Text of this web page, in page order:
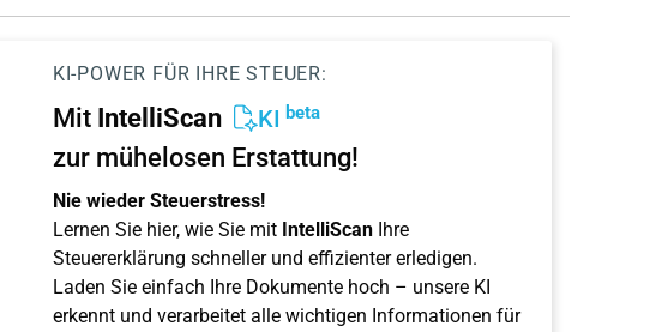
KI-POWER FÜR IHRE STEUER:
Mit IntelliScan KI beta
zur mühelosen Erstattung!
Nie wieder Steuerstress!
Lernen Sie hier, wie Sie mit IntelliScanIhre
Steuererklärung schneller und effizienter erledigen.
Laden Sie einfach Ihre Dokumente hoch – unsere KI
erkennt und verarbeitet alle wichtigen Informationen für